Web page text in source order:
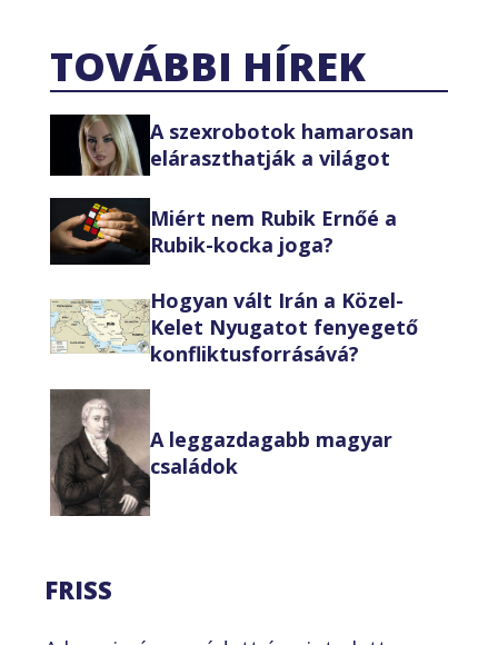
TOVÁBBI HÍREK
A szexrobotok hamarosan
eláraszthatják a világot
Miért nem Rubik Ernőé a
Rubik-kocka joga?
Hogyan vált Irán a Közel-
Kelet Nyugatot fenyegető
konfliktusforrásává?
A leggazdagabb magyar
családok
FRISS